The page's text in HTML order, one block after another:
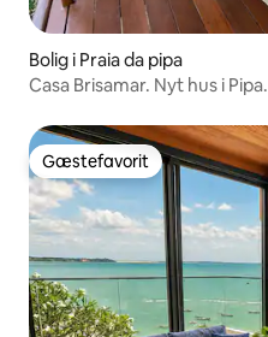
Bolig i Praia da pipa
Casa Brisamar. Nyt hus i Pipa.
Gæstefavorit
Gæstefavorit